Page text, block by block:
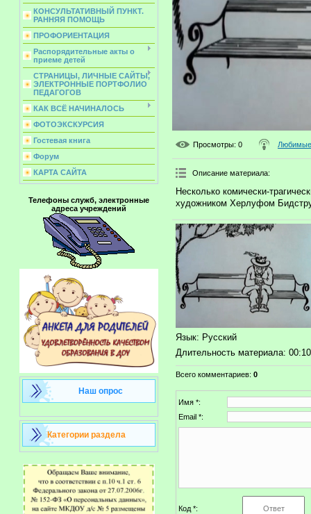
КОНСУЛЬТАТИВНЫЙ ПУНКТ.
РАННЯЯ ПОМОЩЬ
ПРОФОРИЕНТАЦИЯ
Распорядительные акты о
приеме детей
СТРАНИЦЫ, ЛИЧНЫЕ САЙТЫ,
ЭЛЕКТРОННЫЕ ПОРТФОЛИО
ПЕДАГОГОВ
КАК ВСЁ НАЧИНАЛОСЬ
ФОТОЭКСКУРСИЯ
Гостевая книга
Форум
КАРТА САЙТА
Телефоны служб, электронные
адреса учреждений
Наш опрос
Категории раздела
Просмотры: 0 Любимые
Описание материала:
Несколько комически-
художником Херлуфом
Язык: Русский
Длительность материала:
Всего комментариев: 0
Имя *:
Email *:
Код *: